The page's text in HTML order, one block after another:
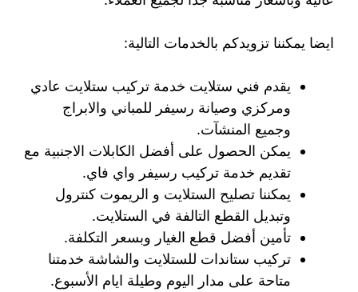
ايضا يمكننا تزويدكم بالخدمات التالية:
يقدم فني ستلايت خدمة تركيب ستلايت عادي
ومركزي وصيانة رسيفر للمباني والابراج
وجميع المنشآت.
يمكن الحصول على أفضل الكابلات الاجنبية مع
تقديم خدمة تركيب رسيفر واي فاي.
يمكننا تصليح الستلايت و الريموت كنترول
وتبديل القطع التالفة في الستلايت.
تأمين أفضل قطع الغيار وبسعر التكلفة.
تركيب ستاندات للستلايت والشاشة خدمتنا
متاحة على مدار اليوم وطيلة ايام الأسبوع.